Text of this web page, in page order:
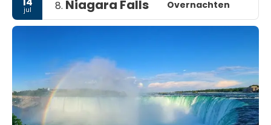
jul 8. Niagara Falls Overnachten